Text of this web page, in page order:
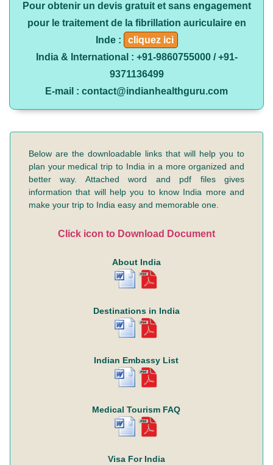
Pour obtenir un devis gratuit et sans engagement
pour le traitement de la fibrillation auriculaire en
Inde :
cliquez ici
India & International : +91-9860755000 / +91-
9371136499
E-mail : contact@indianhealthguru.com
Below are the downloadable links that will help you to
plan your medical trip to India in a more organized and
better way. Attached word and pdf files gives
information that will help you to know India more and
make your trip to India easy and memorable one.
Click icon to Download Document
About India
Destinations in India
Indian Embassy List
Medical Tourism FAQ
Visa For India